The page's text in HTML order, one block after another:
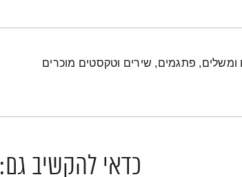
פתגמים, שירים וטקסטים מוכרים
כדאי להקשיב גם: